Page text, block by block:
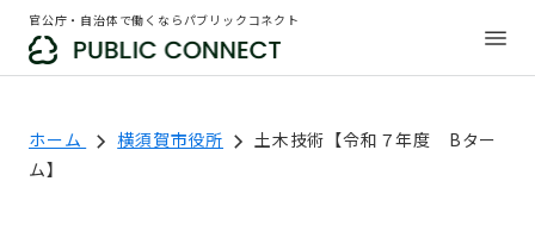
官公庁・自治体で働くならパブリックコネクト
ホーム 横須賀市役所
土木技術【令和７年度 Bター
ム】